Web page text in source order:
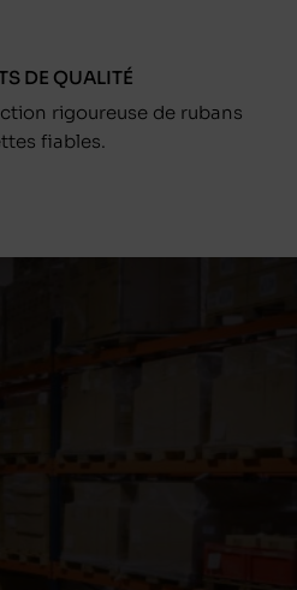
DE QUALITÉ
rigoureuse de rubans
fiables.